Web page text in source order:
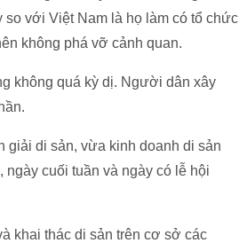
so với Việt Nam là họ làm có tổ chức
không phá vỡ cảnh quan.
không quá kỳ dị. Người dân xây
di sản, vừa kinh doanh di sản
ngày cuối tuần và ngày có lễ hội
khai thác di sản trên cơ sở các